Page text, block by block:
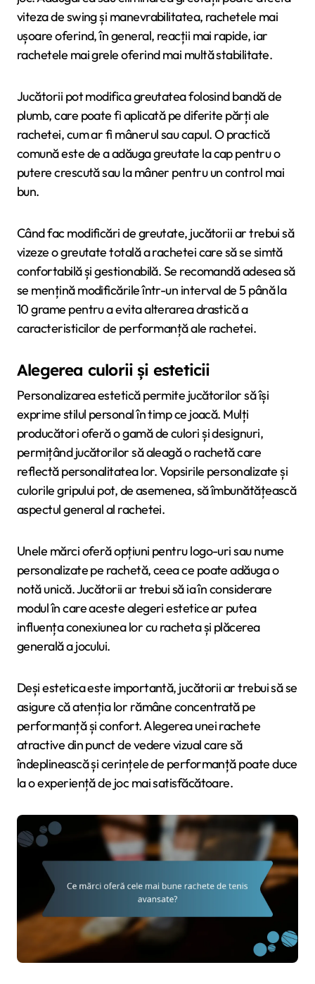
viteza de swing și manevrabilitatea, rachetele mai
ușoare oferind, în general, reacții mai rapide, iar
rachetele mai grele oferind mai multă stabilitate.
Jucătorii pot modifica greutatea folosind bandă de
plumb, care poate fi aplicată pe diferite părți ale
rachetei, cum ar fi mânerul sau capul. O practică
comună este de a adăuga greutate la cap pentru o
putere crescută sau la mâner pentru un control mai
bun.
Când fac modificări de greutate, jucătorii ar trebui să
vizeze o greutate totală a rachetei care să se simtă
confortabilă și gestionabilă. Se recomandă adesea să
se mențină modificările într-un interval de 5 până la
10 grame pentru a evita alterarea drastică a
caracteristicilor de performanță ale rachetei.
Alegerea culorii și esteticii
Personalizarea estetică permite jucătorilor să își
exprime stilul personal în timp ce joacă. Mulți
producători oferă o gamă de culori și designuri,
permițând jucătorilor să aleagă o rachetă care
reflectă personalitatea lor. Vopsirile personalizate și
culorile gripului pot, de asemenea, să îmbunătățească
aspectul general al rachetei.
Unele mărci oferă opțiuni pentru logo-uri sau nume
personalizate pe rachetă, ceea ce poate adăuga o
notă unică. Jucătorii ar trebui să ia în considerare
modul în care aceste alegeri estetice ar putea
influența conexiunea lor cu racheta și plăcerea
generală a jocului.
Deși estetica este importantă, jucătorii ar trebui să se
asigure că atenția lor rămâne concentrată pe
performanță și confort. Alegerea unei rachete
atractive din punct de vedere vizual care să
îndeplinească și cerințele de performanță poate duce
la o experiență de joc mai satisfăcătoare.